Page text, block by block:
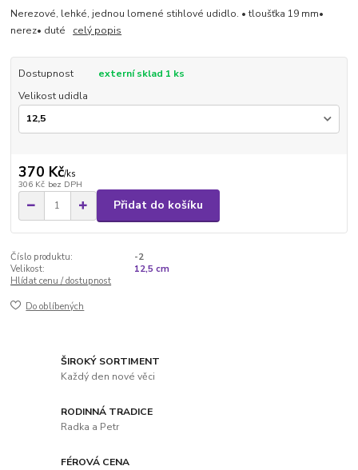
Nerezové, lehké, jednou lomené stihlové udidlo. • tloušťka 19 mm•
nerez• duté celý popis
Dostupnost
externí sklad 1 ks
Velikost udidla
370 Kč/ks
306 Kč bez DPH
Přidat do košíku
Číslo produktu:
-2
Velikost:
12,5 cm
Hlídat cenu / dostupnost
Do oblíbených
ŠIROKÝ SORTIMENT
Každý den nové věci
RODINNÁ TRADICE
Radka a Petr
FÉROVÁ CENA